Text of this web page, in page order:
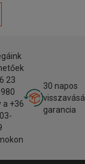
23
a +36
30 napos
garancia